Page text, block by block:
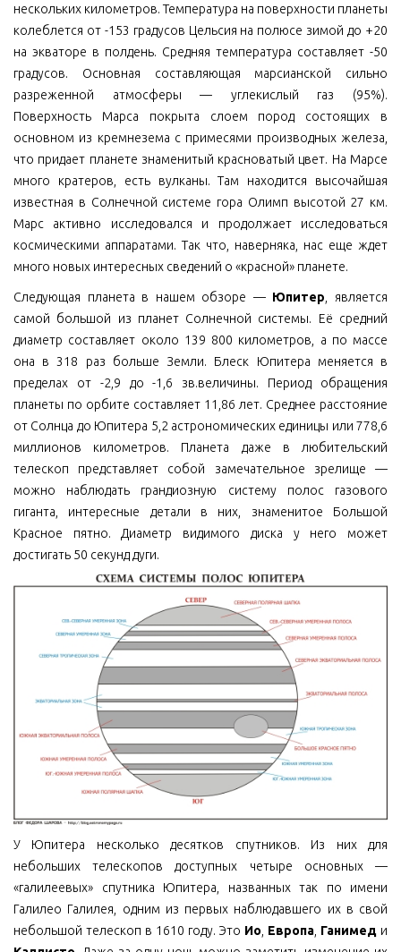
нескольких километров. Температура на поверхности планеты
колеблется от -153 градусов Цельсия на полюсе зимой до +20
на экваторе в полдень. Средняя температура составляет -50
градусов. Основная составляющая марсианской сильно
разреженной атмосферы — углекислый газ (95%).
Поверхность Марса покрыта слоем пород состоящих в
основном из кремнезема с примесями производных железа,
что придает планете знаменитый красноватый цвет. На Марсе
много кратеров, есть вулканы. Там находится высочайшая
известная в Солнечной системе гора Олимп высотой 27 км.
Марс активно исследовался и продолжает исследоваться
космическими аппаратами. Так что, наверняка, нас еще ждет
много новых интересных сведений о «красной» планете.
Следующая планета в нашем обзоре — Юпитер , является
самой большой из планет Солнечной системы. Её средний
диаметр составляет около 139 800 километров, а по массе
она в 318 раз больше Земли. Блеск Юпитера меняется в
пределах от -2,9 до -1,6 зв.величины. Период обращения
планеты по орбите составляет 11,86 лет. Среднее расстояние
от Солнца до Юпитера 5,2 астрономических единицы или 778,6
миллионов километров. Планета даже в любительский
телескоп представляет собой замечательное зрелище —
можно наблюдать грандиозную систему полос газового
гиганта, интересные детали в них, знаменитое Большой
Красное пятно. Диаметр видимого диска у него может
достигать 50 секунд дуги.
У Юпитера несколько десятков спутников. Из них для
небольших телескопов доступных четыре основных —
«галилеевых» спутника Юпитера, названных так по имени
Галилео Галилея, одним из первых наблюдавшего их в свой
небольшой телескоп в 1610 году. Это Ио Европа Ганимед и